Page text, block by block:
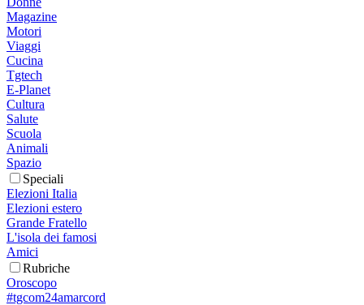
Magazine
Motori
Viaggi
Cucina
Tgtech
E-Planet
Cultura
Salute
Scuola
Animali
Spazio
Speciali
Elezioni Italia
Elezioni estero
Grande Fratello
L'isola dei famosi
Amici
Rubriche
Oroscopo
#tgcom24amarcord